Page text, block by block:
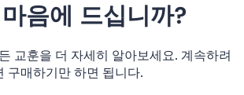
음에 드십니까?
교훈을 더 자세히 알아보세요. 계속하려
구매하기만 하면 됩니다.